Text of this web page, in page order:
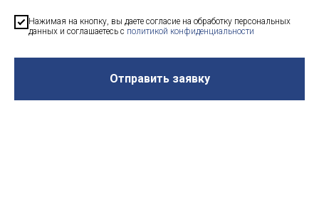
Нажимая на кнопку, вы даете согласие на обработку персональных
данных и соглашаетесь c политикой конфиденциальности
Отправить заявку